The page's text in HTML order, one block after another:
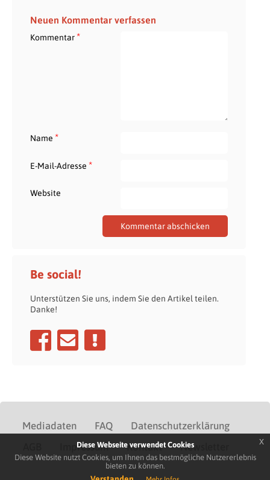
Neuen Kommentar verfassen
Kommentar*
Name *
E-Mail-Adresse *
Website
Be social!
Unterstützen Sie uns, indem Sie den Artikel teilen.
Danke!
Mediadaten FAQ
Datenschutzerklärung
Impressum Kontakt Newsletter
Diese Webseite verwendet Cookies
Diese Website nutzt Cookies, um Ihnen das bestmögliche Nutzererlebnis
bieten zu können.
x